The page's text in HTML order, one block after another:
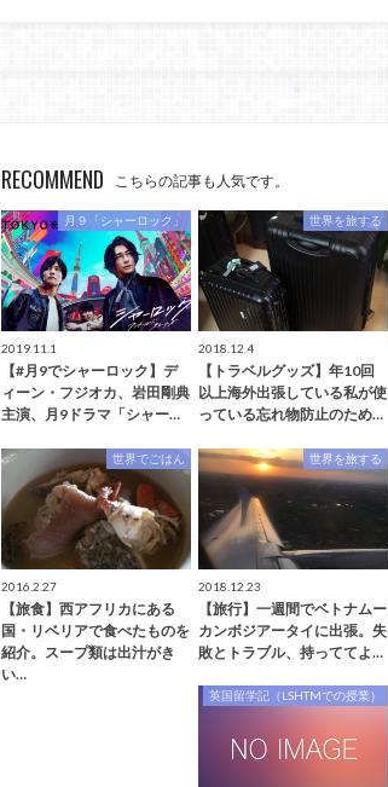
RECOMMEND こちらの記事も人気です。
月９「シャーロック」
2019.11.1
【#月9でシャーロック】デ
ィーン・フジオカ、岩田剛典
主演、月9ドラマ「シャー…
世界を旅する
2018.12.4
【トラベルグッズ】年10回
以上海外出張している私が使
っている忘れ物防止のため…
世界でごはん
2016.2.27
【旅食】西アフリカにある
国・リベリアで食べたものを
紹介。スープ類は出汁がき
い…
世界を旅する
2018.12.23
【旅行】一週間でベトナムー
カンボジアータイに出張。失
敗とトラブル、持っててよ…
英国留学記（LSHTMでの授業）